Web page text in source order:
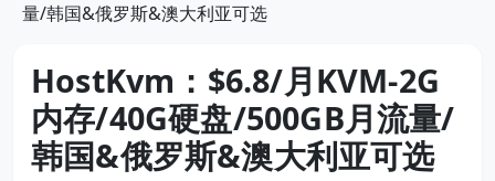
量/韩国&俄罗斯&澳大利亚可选
HostKvm：$6.8/月KVM-2G
内存/40G硬盘/500GB月流量/
韩国&俄罗斯&澳大利亚可选